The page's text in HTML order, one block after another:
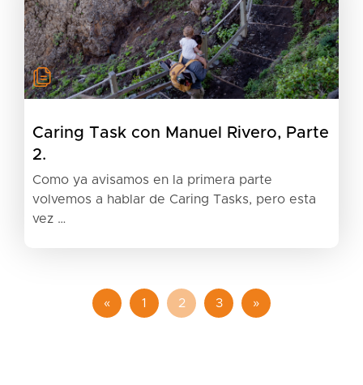
Caring Task con Manuel Rivero, Parte
2.
Como ya avisamos en la primera parte
volvemos a hablar de Caring Tasks, pero esta
vez …
« 1 2 3 »